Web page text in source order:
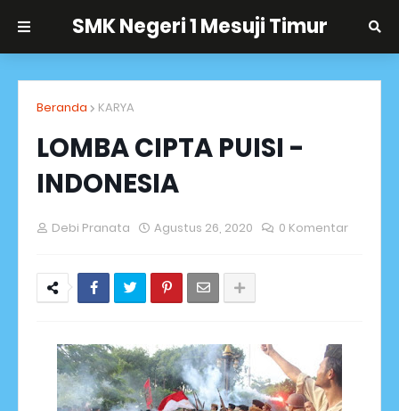
SMK Negeri 1 Mesuji Timur
Beranda KARYA
LOMBA CIPTA PUISI -
INDONESIA
Debi Pranata Agustus 26, 2020 0 Komentar